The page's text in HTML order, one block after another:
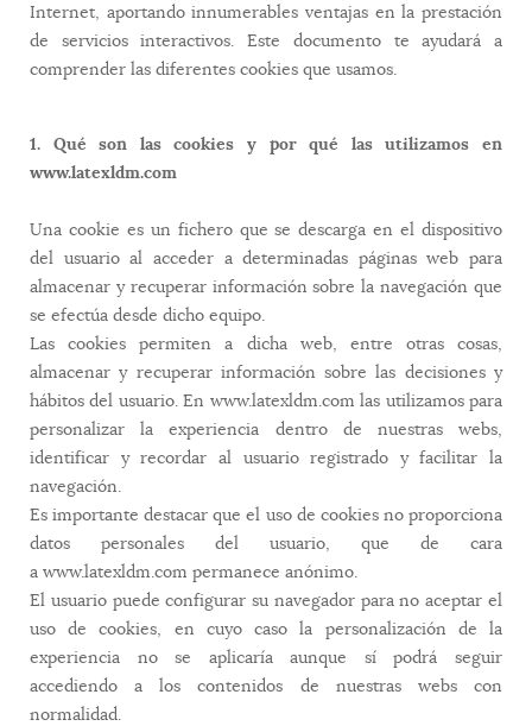
Internet, aportando innumerables ventajas en la prestación
de servicios interactivos. Este documento te ayudará a
comprender las diferentes cookies que usamos.
1. Qué son las cookies y por qué las utilizamos en
www.latexldm.com
Una cookie es un fichero que se descarga en el dispositivo
del usuario al acceder a determinadas páginas web para
almacenar y recuperar información sobre la navegación que
se efectúa desde dicho equipo.
Las cookies permiten a dicha web, entre otras cosas,
almacenar y recuperar información sobre las decisiones y
hábitos del usuario. En www.latexldm.com las utilizamos para
personalizar la experiencia dentro de nuestras webs,
identificar y recordar al usuario registrado y facilitar la
navegación.
Es importante destacar que el uso de cookies no proporciona
datos personales del usuario, que de cara
a www.latexldm.com permanece anónimo.
El usuario puede configurar su navegador para no aceptar el
uso de cookies, en cuyo caso la personalización de la
experiencia no se aplicaría aunque sí podrá seguir
accediendo a los contenidos de nuestras webs con
normalidad.